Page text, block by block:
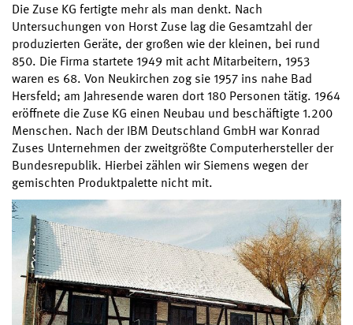
Die Zuse KG fertigte mehr als man denkt. Nach
Untersuchungen von Horst Zuse lag die Gesamtzahl der
produzierten Geräte, der großen wie der kleinen, bei rund
850. Die Firma startete 1949 mit acht Mitarbeitern, 1953
waren es 68. Von Neukirchen zog sie 1957 ins nahe Bad
Hersfeld; am Jahresende waren dort 180 Personen tätig. 1964
eröffnete die Zuse KG einen Neubau und beschäftigte 1.200
Menschen. Nach der IBM Deutschland GmbH war Konrad
Zuses Unternehmen der zweitgrößte Computerhersteller der
Bundesrepublik. Hierbei zählen wir Siemens wegen der
gemischten Produktpalette nicht mit.